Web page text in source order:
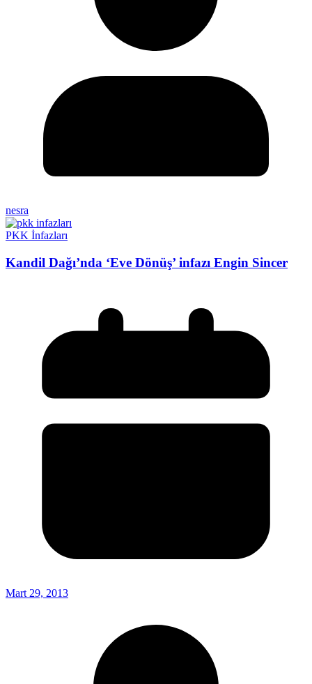
nesra
PKK İnfazları
Kandil Dağı’nda ‘Eve Dönüş’ infazı Engin Sincer
Mart 29, 2013